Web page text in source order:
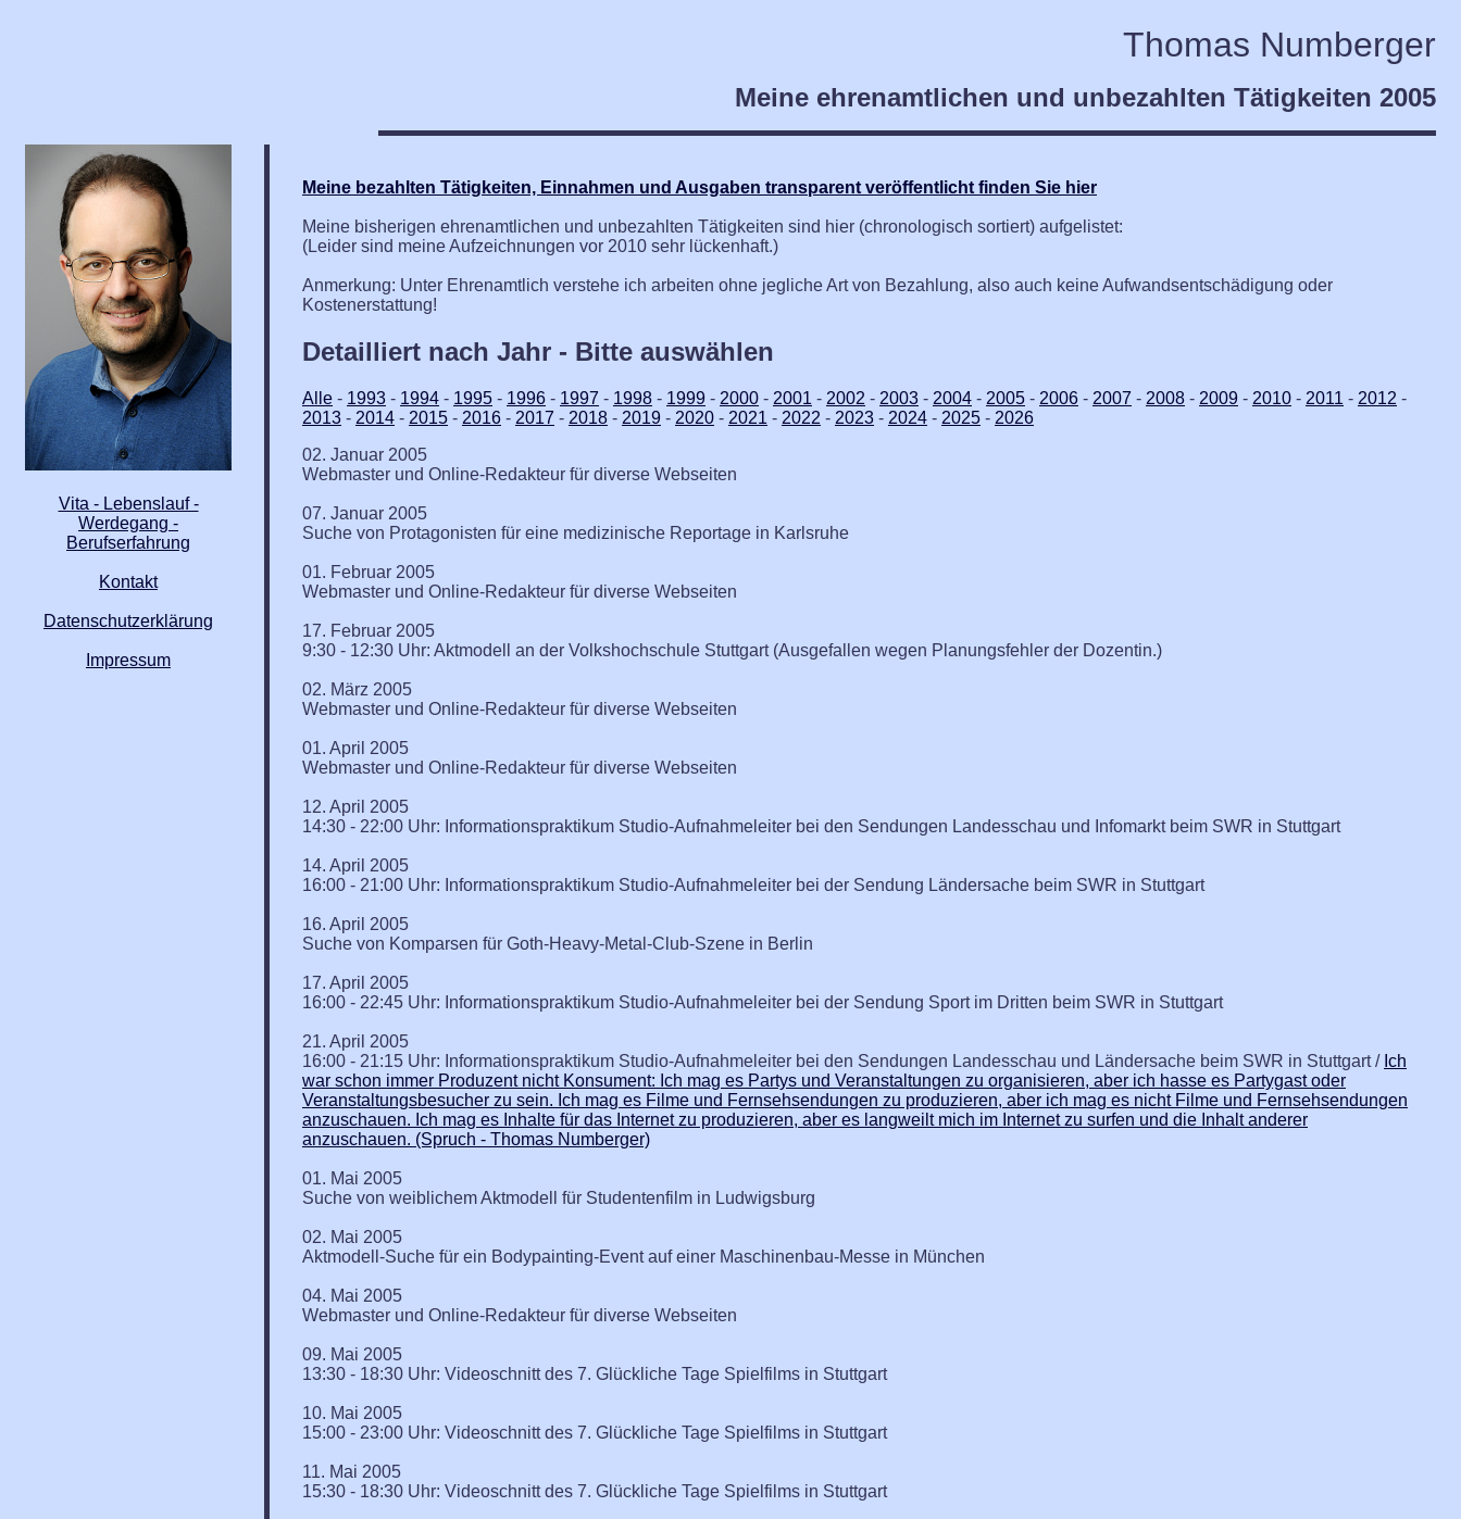
Thomas Numberger
Meine ehrenamtlichen und unbezahlten Tätigkeiten 2005
Vita - Lebenslauf -
Werdegang -
Berufserfahrung
Kontakt
Datenschutzerklärung
Impressum
Meine bezahlten Tätigkeiten, Einnahmen und Ausgaben transparent veröffentlicht finden Sie hier
Meine bisherigen ehrenamtlichen und unbezahlten Tätigkeiten sind hier (chronologisch sortiert) aufgelistet:
(Leider sind meine Aufzeichnungen vor 2010 sehr lückenhaft.)
Anmerkung: Unter Ehrenamtlich verstehe ich arbeiten ohne jegliche Art von Bezahlung, also auch keine Aufwandsentschädigung oder
Kostenerstattung!
Detailliert nach Jahr - Bitte auswählen
Alle - 1993 - 1994 - 1995 - 1996 - 1997 - 1998 - 1999 - 2000 - 2001 - 2002 - 2003 - 2004 - 2005 - 2006 - 2007 - 2008 - 2009 - 2010 - 2011 - 2012 -
2013 - 2014 - 2015 - 2016 - 2017 - 2018 - 2019 - 2020 - 2021 - 2022 - 2023 - 2024 - 2025 - 2026
02. Januar 2005
Webmaster und Online-Redakteur für diverse Webseiten
07. Januar 2005
Suche von Protagonisten für eine medizinische Reportage in Karlsruhe
01. Februar 2005
Webmaster und Online-Redakteur für diverse Webseiten
17. Februar 2005
9:30 - 12:30 Uhr: Aktmodell an der Volkshochschule Stuttgart (Ausgefallen wegen Planungsfehler der Dozentin.)
02. März 2005
Webmaster und Online-Redakteur für diverse Webseiten
01. April 2005
Webmaster und Online-Redakteur für diverse Webseiten
12. April 2005
14:30 - 22:00 Uhr: Informationspraktikum Studio-Aufnahmeleiter bei den Sendungen Landesschau und Infomarkt beim SWR in Stuttgart
14. April 2005
16:00 - 21:00 Uhr: Informationspraktikum Studio-Aufnahmeleiter bei der Sendung Ländersache beim SWR in Stuttgart
16. April 2005
Suche von Komparsen für Goth-Heavy-Metal-Club-Szene in Berlin
17. April 2005
16:00 - 22:45 Uhr: Informationspraktikum Studio-Aufnahmeleiter bei der Sendung Sport im Dritten beim SWR in Stuttgart
21. April 2005
16:00 - 21:15 Uhr: Informationspraktikum Studio-Aufnahmeleiter bei den Sendungen Landesschau und Ländersache beim SWR in Stuttgart / Ich
war schon immer Produzent nicht Konsument: Ich mag es Partys und Veranstaltungen zu organisieren, aber ich hasse es Partygast oder
Veranstaltungsbesucher zu sein. Ich mag es Filme und Fernsehsendungen zu produzieren, aber ich mag es nicht Filme und Fernsehsendungen
anzuschauen. Ich mag es Inhalte für das Internet zu produzieren, aber es langweilt mich im Internet zu surfen und die Inhalt anderer
anzuschauen. (Spruch - Thomas Numberger)
01. Mai 2005
Suche von weiblichem Aktmodell für Studentenfilm in Ludwigsburg
02. Mai 2005
Aktmodell-Suche für ein Bodypainting-Event auf einer Maschinenbau-Messe in München
04. Mai 2005
Webmaster und Online-Redakteur für diverse Webseiten
09. Mai 2005
13:30 - 18:30 Uhr: Videoschnitt des 7. Glückliche Tage Spielfilms in Stuttgart
10. Mai 2005
15:00 - 23:00 Uhr: Videoschnitt des 7. Glückliche Tage Spielfilms in Stuttgart
11. Mai 2005
15:30 - 18:30 Uhr: Videoschnitt des 7. Glückliche Tage Spielfilms in Stuttgart